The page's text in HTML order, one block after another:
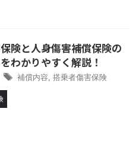
険と人身傷害補償保険の
わかりやすく解説！
補償内容 搭乗者傷害保険